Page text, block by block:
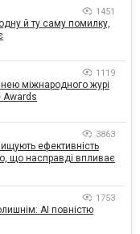
1451
й ту саму помилку,
1119
міжнародного журі
Awards
3863
ефективність
що насправді впливає
1753
AI повністю